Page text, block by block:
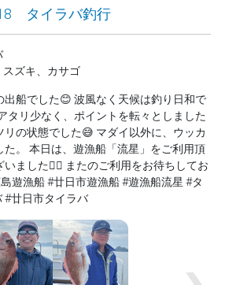
タイラバ釣行
スズキ、カサゴ
出船でした😊 波風なく天候は釣り日和で
タリ少なく、ポイントを転々としました
の状態でした😅 マダイ以外に、ウッカ
た。 本日は、遊漁船「流星」をご利用頂
ました🙇‍♂️ またのご利用をお待ちしてお
遊漁船 #廿日市遊漁船 #遊漁船流星 #タ
#廿日市タイラバ